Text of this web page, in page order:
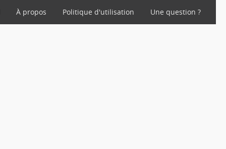
À propos Politique d'utilisation Une question ?